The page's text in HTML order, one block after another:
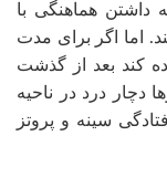
داشتن هماهنگی با
اما اگر برای مدت
کند بعد از گذشت
دچار درد در ناحیه
سینه و پروتز